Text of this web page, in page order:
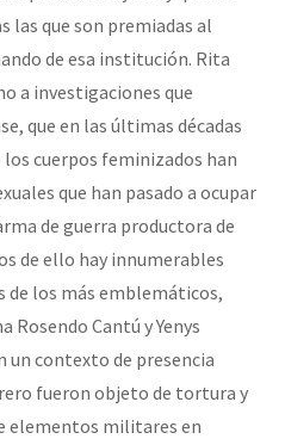
las que son premiadas al
de esa institución. Rita
a investigaciones que
que en las últimas décadas
cuerpos feminizados han
que han pasado a ocupar
de guerra productora de
de ello hay innumerables
de los más emblemáticos,
Rosendo Cantú y Yenys
un contexto de presencia
fueron objeto de tortura y
elementos militares en